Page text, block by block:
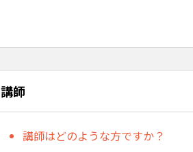
講師
講師はどのような方ですか？